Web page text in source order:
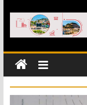
Paco Adsuar dona al
de la memoria visual